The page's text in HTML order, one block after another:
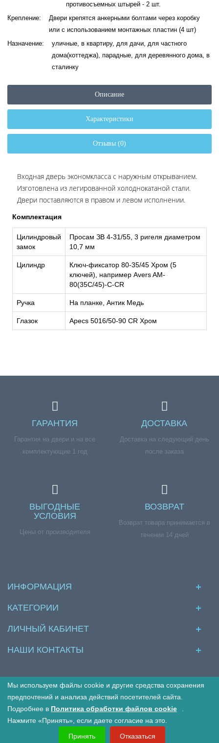
противосъемных штырей - 2 шт.
Крепление:
Двери крепятся анкерными болтами через коробку
или с использованием монтажных пластин (4 шт)
Назначение:
уличные, в квартиру, для дачи, для частного
дома(коттеджа), парадные, для деревянного дома, в
сталинку
Описание
Характеристики
Отзывы (0)
Входная дверь экономкласса с наружным открыванием.
Изготовлена из легированной холоднокатаной стали.
Двери поставляются в правом и левом исполнении.
Комплектация
Цилиндровый
замок
Просам ЗВ 4-31/55, 3 ригеля диаметром
10,7 мм
Цилиндр
Ключ-фиксатор 80-35/45 Хром (5
ключей), например Avers AM-
80(35C/45)-C-CR
Ручка На планке, Антик Медь
Глазок Apecs 5016/50-90 CR Хром
ГАРАНТИЯ
Гарантия на двери и на все
комплектующие 1 год
ДОСТАВКА
Доставка на следующий день
после заказа
ВЫГОДНЫЕ
УСЛОВИЯ
Цены от производителя
ВОЗВРАТ
Возврат товара принимается в
течении 14 дней
ИНФОРМАЦИЯ
КАТЕГОРИИ
ЛИЧНЫЙ КАБИНЕТ
НАШИ КОНТАКТЫ
Принимаем к оплате:
Мы используем файлы cookie и другие средства сохранения
предпочтений и анализа действий посетителей сайта.
Подробнее в Политика обработки файлов cookie
Нажмите «Принять», если даете согласие на это.
Принять
Отказаться